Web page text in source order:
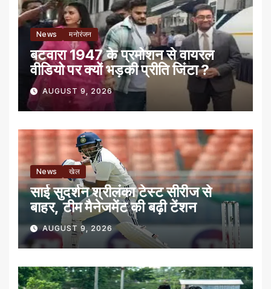
News मनोरंजन
बटवारा 1947 के प्रमोशन से वायरल
वीडियो पर क्यों भड़की प्रीति जिंटा ?
AUGUST 9, 2026
News खेल
साई सुदर्शन श्रीलंका टेस्ट सीरीज से
बाहर, टीम मैनेजमेंट की बढ़ी टेंशन
AUGUST 9, 2026